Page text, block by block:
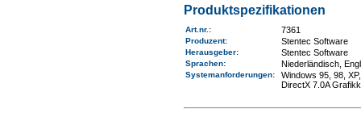
Produktspezifikationen
Art.nr.: 7361
Produzent: Stentec Software
Herausgeber: Stentec Software
Sprachen: Niederländisch,
Systemanforderungen:
Windows 95, 98,
DirectX 7.0A